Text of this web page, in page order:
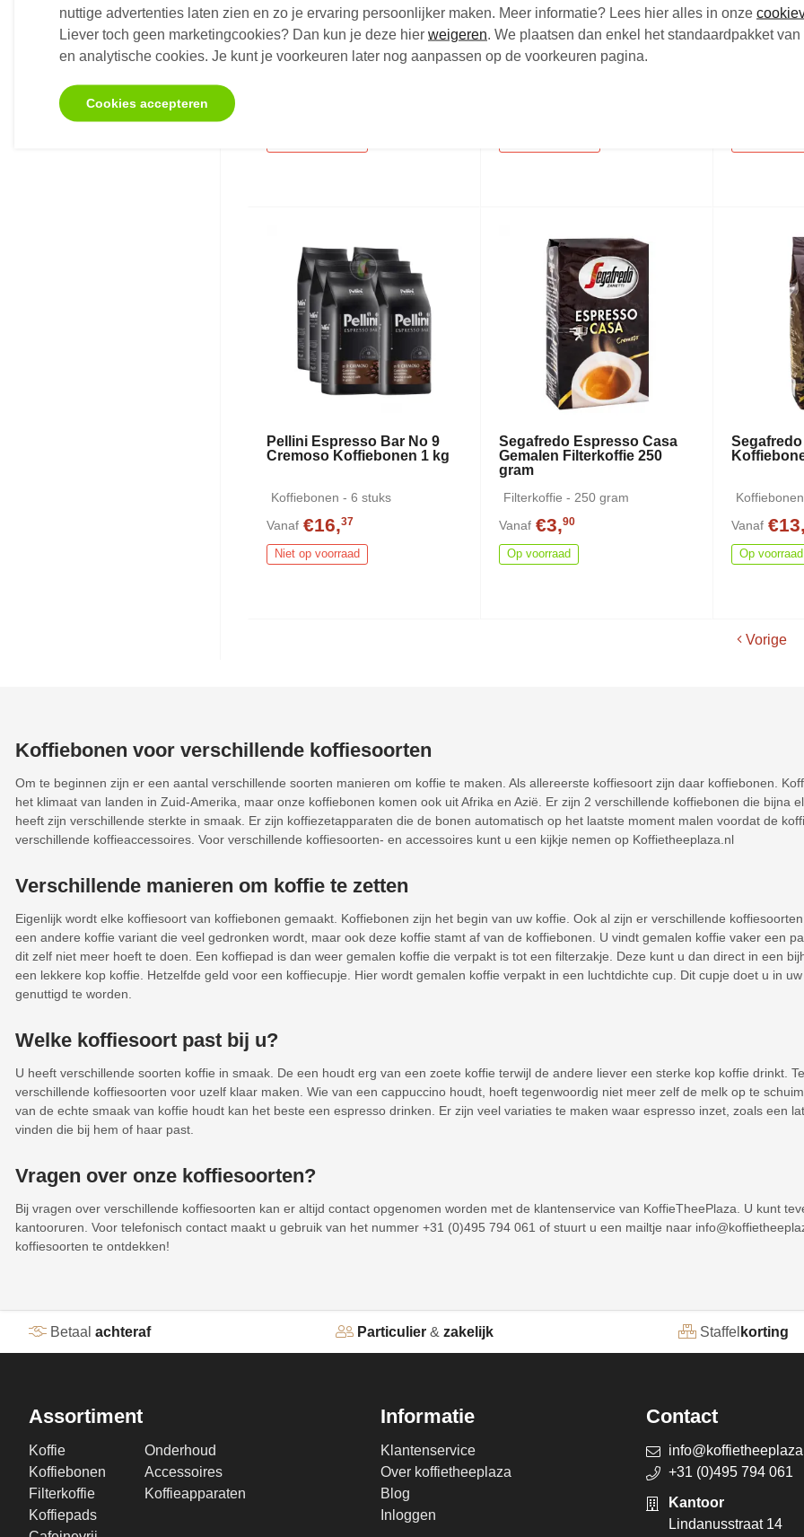
Nescafe Dolce Gusto
Marrakesh Style Tea
Koffiecups 16 stuks
Nescafe Dolce Gusto Mocha
Koffiecups 16 stuks
Nescafe
Nesquik
Pellini Espresso Bar No 9
Cremoso Koffiebonen 1 kg
Koffiebonen - 6 stuks
Vanaf €16,37
Niet op voorraad
Segafredo Espresso Casa
Gemalen Filterkoffie 250
gram
Filterkoffie - 250 gram
Vanaf €3,90
Op voorraad
Vanaf
Op voorraad
Vorige
Koffiebonen voor verschillende koffiesoorten
Om te beginnen zijn er een aantal verschillende soorten manieren om koffie te maken. Als allereerste koffiesoort zijn daar koffiebonen.
het klimaat van landen in Zuid-Amerika, maar onze koffiebonen komen ook uit Afrika en Azië. Er zijn 2 verschillende koffiebonen die bijna
heeft zijn verschillende sterkte in smaak. Er zijn koffiezetapparaten die de bonen automatisch op het laatste moment malen voordat de
verschillende koffieaccessoires. Voor verschillende koffiesoorten- en accessoires kunt u een kijkje nemen op Koffietheeplaza.nl
Verschillende manieren om koffie te zetten
Eigenlijk wordt elke koffiesoort van koffiebonen gemaakt. Koffiebonen zijn het begin van uw koffie. Ook al zijn er verschillende
een andere koffie variant die veel gedronken wordt, maar ook deze koffie stamt af van de koffiebonen. U vindt gemalen koffie vaker een
dit zelf niet meer hoeft te doen. Een koffiepad is dan weer gemalen koffie die verpakt is tot een filterzakje. Deze kunt u dan direct in een
een lekkere kop koffie. Hetzelfde geld voor een koffiecupje. Hier wordt gemalen koffie verpakt in een luchtdichte cup. Dit cupje doet u in
genuttigd te worden.
Welke koffiesoort past bij u?
U heeft verschillende soorten koffie in smaak. De een houdt erg van een zoete koffie terwijl de andere liever een sterke kop koffie drinkt.
verschillende koffiesoorten voor uzelf klaar maken. Wie van een cappuccino houdt, hoeft tegenwoordig niet meer zelf de melk op te
van de echte smaak van koffie houdt kan het beste een espresso drinken. Er zijn veel variaties te maken waar espresso inzet, zoals een
vinden die bij hem of haar past.
Vragen over onze koffiesoorten?
Bij vragen over verschillende koffiesoorten kan er altijd contact opgenomen worden met de klantenservice van KoffieTheePlaza. U kunt
kantooruren. Voor telefonisch contact maakt u gebruik van het nummer +31 (0)495 794 061 of stuurt u een mailtje naar
koffiesoorten te ontdekken!
Betaal achteraf Particulier & zakelijk Staffel korting
Assortiment
Koffie
Koffiebonen
Filterkoffie
Koffiepads
Onderhoud
Accessoires
Koffieapparaten
Informatie
Klantenservice
Over koffietheeplaza
Blog
Inloggen
Contact
+31 (0)495 794 061
Kantoor
Lindanusstraat 14
nuttige advertenties laten zien en zo je ervaring persoonlijker maken. Meer informatie? Lees hier alles in onze
Liever toch geen marketingcookies? Dan kun je deze hier weigeren . We plaatsen dan enkel het standaardpakket
en analytische cookies. Je kunt je voorkeuren later nog aanpassen op de voorkeuren pagina.
Cookies accepteren